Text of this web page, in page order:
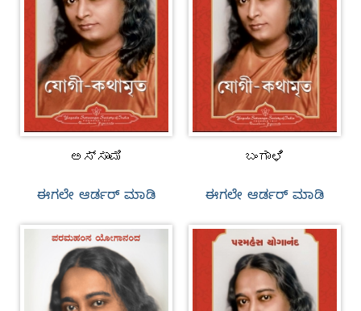
ಅಸ್ಸಾಮಿ
ಈಗಲೇ ಆರ್ಡರ್‌ ಮಾಡಿ
ಬಂಗಾಳಿ
ಈಗಲೇ ಆರ್ಡರ್‌ ಮಾಡಿ